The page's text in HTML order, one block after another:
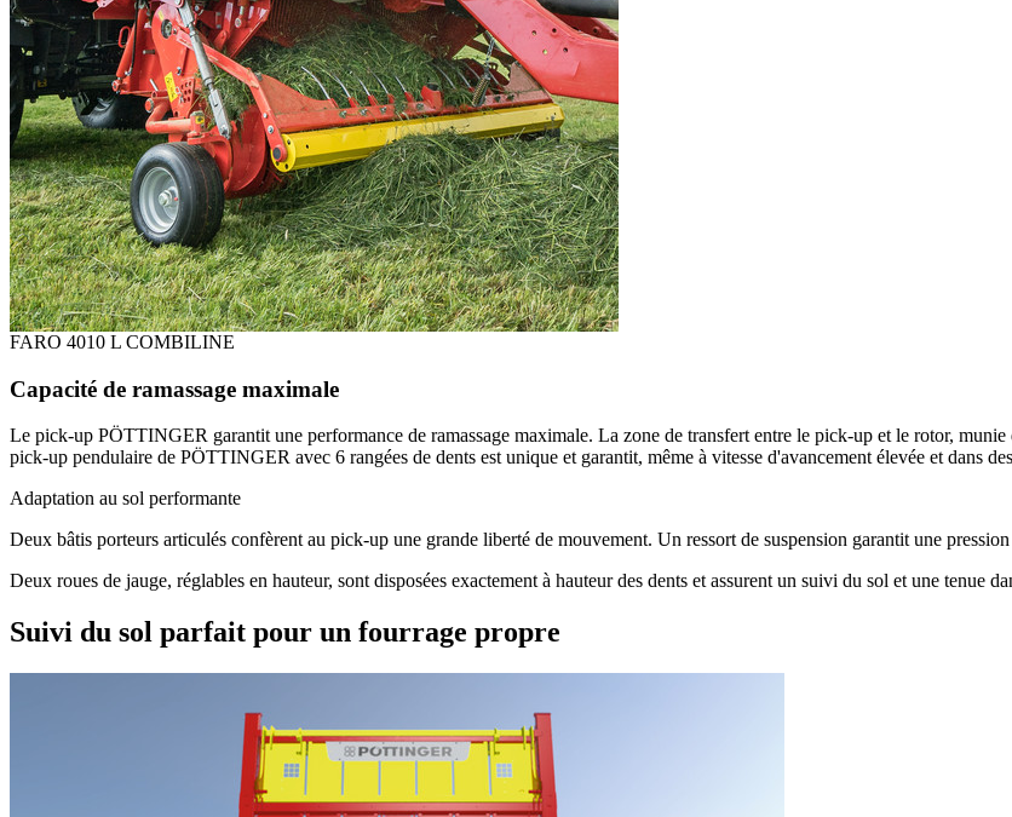
FARO 4010 L COMBILINE
Capacité de ramassage maximale
Le pick-up PÖTTINGER garantit une performance de ramassage maximale. La zone de transfert entre le pick-up et le rotor,
pick-up pendulaire de PÖTTINGER avec 6 rangées de dents est unique et garantit, même à vitesse d'avancement élevée et dans
Adaptation au sol performante
Deux bâtis porteurs articulés confèrent au pick-up une grande liberté de mouvement. Un ressort de suspension garantit une
Deux roues de jauge, réglables en hauteur, sont disposées exactement à hauteur des dents et assurent un suivi du sol et une tenue
Suivi du sol parfait pour un fourrage propre